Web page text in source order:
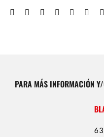
PARA MÁS INFORMACIÓN